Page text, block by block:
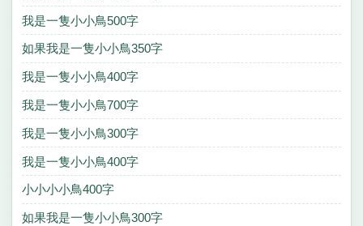
我是一隻小小鳥500字
如果我是一隻小小鳥350字
我是一隻小小鳥400字
我是一隻小小鳥700字
我是一隻小小鳥300字
我是一隻小小鳥400字
小小小小鳥400字
如果我是一隻小小鳥300字